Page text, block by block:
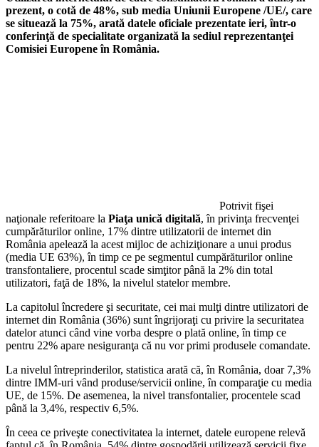
prezent, o cotă de 48%, sub media Uniunii Europene /UE/, care
se situează la 75%, arată datele oficiale prezentate ieri, într-o
conferinţă de specialitate organizată la sediul reprezentanţei
Comisiei Europene în România.
Potrivit fişei
naţionale referitoare la Piaţa unică digitală, în privinţa frecvenţei
cumpărăturilor online, 17% dintre utilizatorii de internet din
România apelează la acest mijloc de achiziţionare a unui produs
(media UE 63%), în timp ce pe segmentul cumpărăturilor online
transfontaliere, procentul scade simţitor până la 2% din total
utilizatori, faţă de 18%, la nivelul statelor membre.
La capitolul încredere şi securitate, cei mai mulţi dintre utilizatori de
internet din România (36%) sunt îngrijoraţi cu privire la securitatea
datelor atunci când vine vorba despre o plată online, în timp ce
pentru 22% apare nesiguranţa că nu vor primi produsele comandate.
La nivelul întreprinderilor, statistica arată că, în România, doar 7,3%
dintre IMM-uri vând produse/servicii online, în comparaţie cu media
UE, de 15%. De asemenea, la nivel transfontalier, procentele scad
până la 3,4%, respectiv 6,5%.
În ceea ce priveşte conectivitatea la internet, datele europene relevă